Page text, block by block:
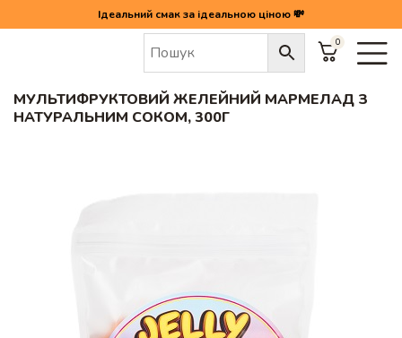
Ідеальний смак за ідеальною ціною 💸
0
Мультифруктовий желейний мармелад з натуральним соком, 300г
МУЛЬТИФРУКТОВИЙ ЖЕЛЕЙНИЙ МАРМЕЛАД З
НАТУРАЛЬНИМ СОКОМ, 300Г